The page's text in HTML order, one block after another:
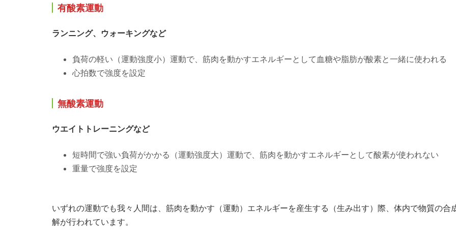
有酸素運動
ランニング、ウォーキングなど
負荷の軽い（運動強度小）運動で、筋肉を動かすエネルギーとして血糖や脂肪が酸素と一緒に使われる
心拍数で強度を設定
無酸素運動
ウエイトトレーニングなど
短時間で強い負荷がかかる（運動強度大）運動で、筋肉を動かすエネルギーとして酸素が使われない
重量で強度を設定
いずれの運動でも我々人間は、筋肉を動かす（運動）エネルギーを産生する（生み出す）際、体内で物質の合
解が行われています。